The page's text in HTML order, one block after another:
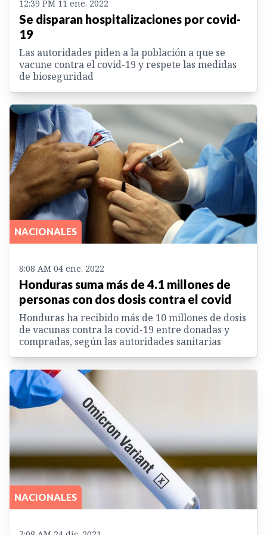
12:39 PM 11 ene. 2022
Se disparan hospitalizaciones por covid-
19
Las autoridades piden a la población a que se
vacune contra el covid-19 y respete las medidas
de bioseguridad
NACIONALES
8:08 AM 04 ene. 2022
Honduras suma más de 4.1 millones de
personas con dos dosis contra el covid
Honduras ha recibido más de 10 millones de dosis
de vacunas contra la covid-19 entre donadas y
compradas, según las autoridades sanitarias
NACIONALES